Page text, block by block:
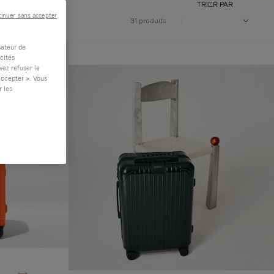
31 produits
TRIER PAR
de
refuser le
». Vous
les
sans accepter